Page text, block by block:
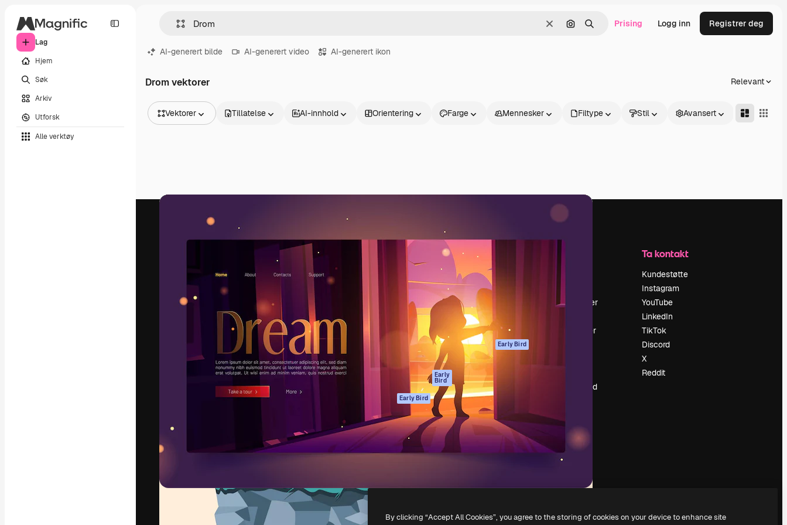
Lag
Hjem
Søk
Arkiv
Utforsk
Alle verktøy
Slett Søk etter bilde
Søk Prising Logg inn Registrer deg
AI-generert bilde AI-generert video AI-generert ikon
Drom vektorer Relevant
Vektorer
Videoer
Bevegelsesgrafikk
Tillatelse AI-innhold Orientering Farge Mennesker Filtype Stil Avansert
Den kreative plattformen for å lede ditt
beste arbeid. Mer enn 1 million abonnenter
blant kreative, selskaper, byråer og studioer.
Norsk bokmål
Produkter
AI-assistent
AI Image Generator
AI-videogenerator
stemmegenerator
MCP for
Claude/ChatGPT
Early
Bird
Early Bird
API
Mobilapp
Alle Magnific-
verktøy
Kom i gang
Academy
Dokumentasjon
Support
Vilkår for bruk
Personvernerklæring
Originaler
Early Bird
Retningslinjer for
Tillitssenter
Affiliates
For bedrifter
Anmeldelser
Søketrender
Selg innhold
magnific.ai
Ta kontakt
Kundestøtte
Instagram
YouTube
LinkedIn
TikTok
Discord
X
Reddit
Copyright © 2010-2026Freepik Company S.L.U.Alle rettigheter forbeholdt.
By clicking “Accept All Cookies”, you agree to the storing of cookies on your device to enhance site